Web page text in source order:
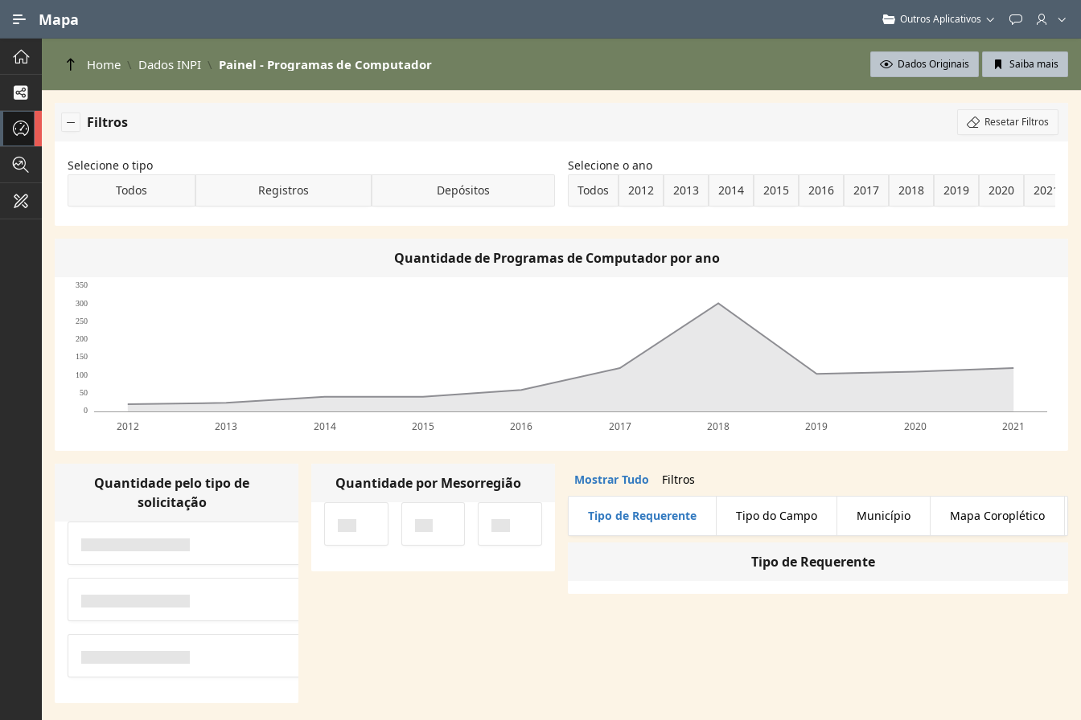
Mapa Outros Aplicativos Feedback
Processos de Negócios
Home Dados INPI Painel - Programas de Computador Dados Originais Saiba mais
Filtros Resetar Filtros
Selecione o tipo
Todos
Registros Depósitos
Selecione o ano
Todos
2012 2013 2014 2015 2016 2017 2018 2019 2020 2021
Quantidade de Programas de Computador por ano
0
50
100
150
200
250
300
350
2012 2013 2014 2015 2016 2017 2018 2019 2020 2021
Quantidade pelo tipo de
solicitação
Quantidade por Mesorregião Mostrar Tudo Filtros
Tipo de Requerente Tipo do Campo Município Mapa Coroplético
Tipo de Requerente